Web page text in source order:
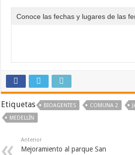
Conoce las fechas y lugares de las
Etiquetas BIOAGENTES COMUNA 2
MEDELLÍN
Anterior
Mejoramiento al parque San